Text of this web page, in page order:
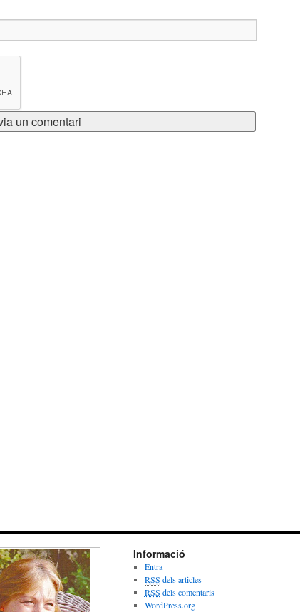
Informació
Entra
RSS dels articles
RSS dels comentaris
WordPress.org